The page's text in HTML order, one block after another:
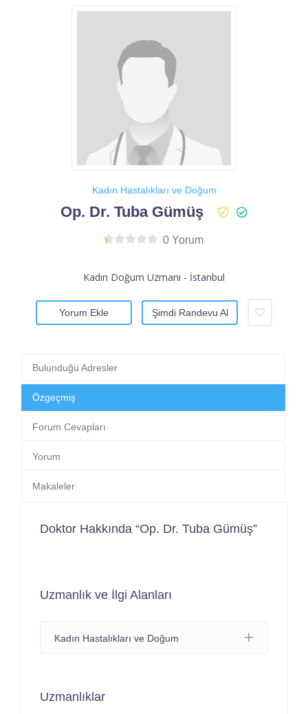
Kadın Hastalıkları ve Doğum
Op. Dr. Tuba Gümüş
0 Yorum
Kadın Doğum Uzmanı - İstanbul
Yorum Ekle Şimdi Randevu Al
Bulunduğu Adresler
Özgeçmiş
Forum Cevapları
Yorum
Makaleler
Doktor Hakkında “Op. Dr. Tuba Gümüş”
Uzmanlık ve İlgi Alanları
Kadın Hastalıkları ve Doğum
Uzmanlıklar